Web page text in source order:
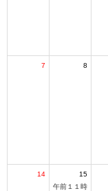
7 8
14
15
午前１１時